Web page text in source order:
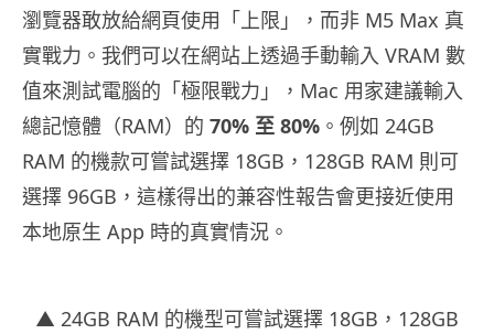
瀏覽器敢放給網頁使用「上限」，而非 M5 Max 真
實戰力。我們可以在網站上透過手動輸入 VRAM 數
值來測試電腦的「極限戰力」，Mac 用家建議輸入
總記憶體（RAM）的 70% 至 80% 。例如 24GB
RAM 的機款可嘗試選擇 18GB，128GB RAM 則可
選擇 96GB，這樣得出的兼容性報告會更接近使用
本地原生 App 時的真實情況。
▲ 24GB RAM 的機型可嘗試選擇 18GB，128GB